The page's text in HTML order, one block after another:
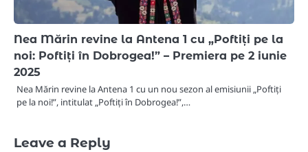
Nea Mărin revine la Antena 1 cu „Poftiți pe la
noi: Poftiți în Dobrogea!” – Premiera pe 2 iunie
2025
​Nea Mărin revine la Antena 1 cu un nou sezon al emisiunii „Poftiți
pe la noi!”, intitulat „Poftiți în Dobrogea!”,…
Leave a Reply